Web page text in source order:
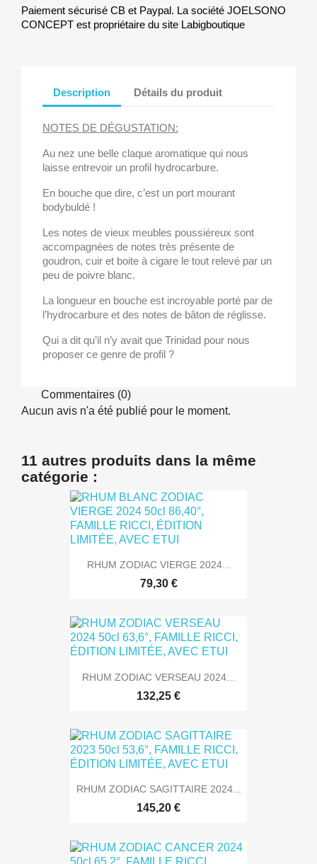
Paiement sécurisé CB et Paypal. La société JOELSONO
CONCEPT est propriétaire du site Labigboutique
Description Détails du produit
NOTES DE DÉGUSTATION:
Au nez une belle claque aromatique qui nous
laisse entrevoir un profil hydrocarbure.
En bouche que dire, c’est un port mourant
bodybuldé !
Les notes de vieux meubles poussiéreux sont
accompagnées de notes très présente de
goudron, cuir et boite à cigare le tout relevé par un
peu de poivre blanc.
La longueur en bouche est incroyable porté par de
l’hydrocarbure et des notes de bâton de réglisse.
Qui a dit qu’il n’y avait que Trinidad pour nous
proposer ce genre de profil ?
Commentaires (0)
Aucun avis n'a été publié pour le moment.
11 autres produits dans la même
catégorie :
RHUM ZODIAC VIERGE 2024...
79,30 €
RHUM ZODIAC VERSEAU 2024...
132,25 €
RHUM ZODIAC SAGITTAIRE 2024...
145,20 €